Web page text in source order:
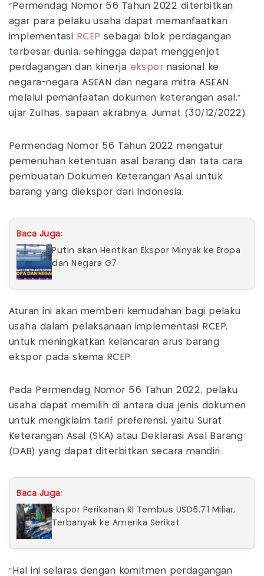
"Permendag Nomor 56 Tahun 2022 diterbitkan
agar para pelaku usaha dapat memanfaatkan
implementasi RCEP sebagai blok perdagangan
terbesar dunia, sehingga dapat menggenjot
perdagangan dan kinerja ekspor nasional ke
negara-negara ASEAN dan negara mitra ASEAN
melalui pemanfaatan dokumen keterangan asal,"
ujar Zulhas, sapaan akrabnya, Jumat (30/12/2022).
Permendag Nomor 56 Tahun 2022 mengatur
pemenuhan ketentuan asal barang dan tata cara
pembuatan Dokumen Keterangan Asal untuk
barang yang diekspor dari Indonesia.
Baca Juga:
Putin akan Hentikan Ekspor Minyak ke Eropa
dan Negara G7
Aturan ini akan memberi kemudahan bagi pelaku
usaha dalam pelaksanaan implementasi RCEP,
untuk meningkatkan kelancaran arus barang
ekspor pada skema RCEP.
Pada Permendag Nomor 56 Tahun 2022, pelaku
usaha dapat memilih di antara dua jenis dokumen
untuk mengklaim tarif preferensi, yaitu Surat
Keterangan Asal (SKA) atau Deklarasi Asal Barang
(DAB) yang dapat diterbitkan secara mandiri.
Baca Juga:
Ekspor Perikanan RI Tembus USD5,71 Miliar,
Terbanyak ke Amerika Serikat
"Hal ini selaras dengan komitmen perdagangan